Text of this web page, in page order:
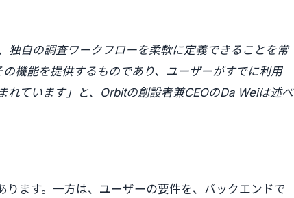
独自の調査ワークフローを柔軟に定義できることを常
機能を提供するものであり、ユーザーがすでに利用
れています」と、Orbitの創設者兼CEOのDa Weiは述べ
ます。一方は、ユーザーの要件を、バックエンドで